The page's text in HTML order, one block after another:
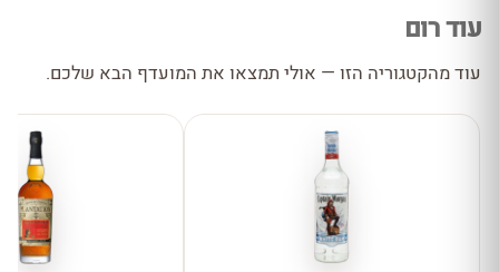
עוד רום
עוד מהקטגוריה הזו — אולי תמצאו את המועדף הבא שלכם.